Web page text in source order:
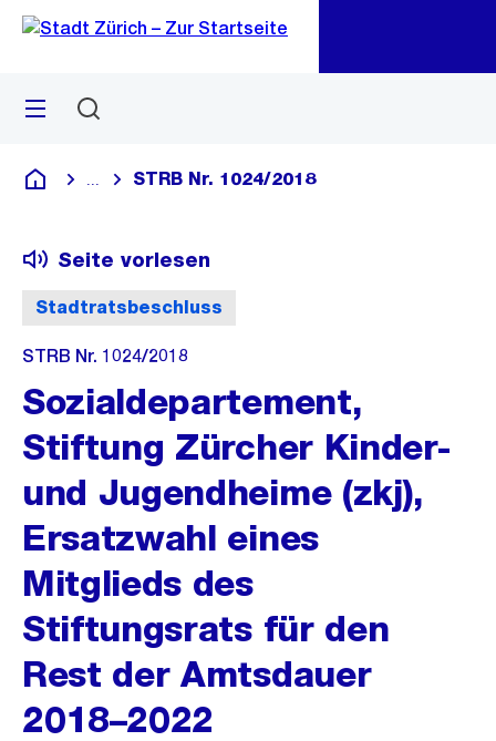
Navigation
Sprunglink
Menü
Deutsch
Blende alle Breadcrumbs ein
STRB Nr. 1024/2018
Stadtratsbeschluss
Seite vorlesen
STRB Nr. 1024/2018
Sozialdepartement,
Stiftung Zürcher Kinder-
und Jugendheime (zkj),
Ersatzwahl eines
Mitglieds des
Stiftungsrats für den
Rest der Amtsdauer
2018–2022